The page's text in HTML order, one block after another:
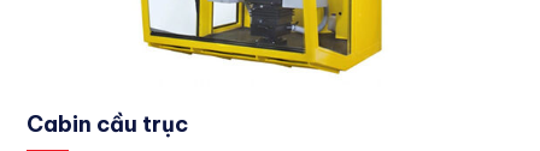
Cabin cầu trục